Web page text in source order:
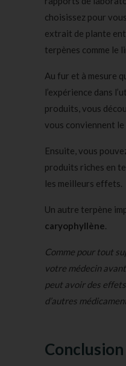
choisissez pour
extrait de plante
terpènes comme le
Au fur et à mesure
l’expérience dans
produits, vous
vous conviennent le
Ensuite, vous
produits riches en
les meilleurs effets.
Un autre terpène
caryophyllène.
Comme pour tout
votre médecin
peut avoir des
d’autres
Conclusion